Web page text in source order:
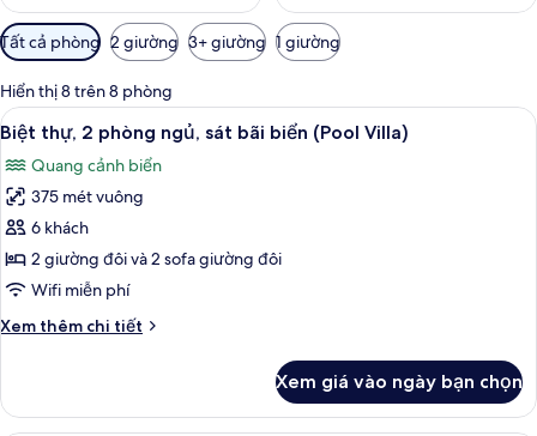
Bộ
lọc
có
thể
dùng
để
lọc
tìm
phòng
Tất cả phòng 2 giường 3+ giường 1 giường
Hiển thị 8 trên 8 phòng
Xem
tất
cả
ảnh
Biệt
thự,
2
ngủ,
biển
7
Biệt thự, 2 phòng ngủ, sát bãi biển (Pool Villa)
Quang cảnh biển
375 mét vuông
6 khách
2 giường đôi và 2 sofa giường đôi
Wifi miễn phí
Xem thêm chi tiết
Chi
Biệt
Xem giá vào ngày bạn chọn